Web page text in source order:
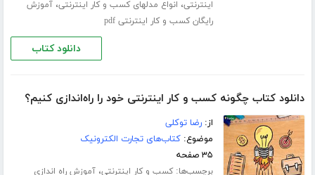
اینترنتی، انواع مدلهای کسب و کار اینترنتی،آموزش
رایگان کسب و کار اینترنتی pdf
دانلود کتاب
دانلود کتاب چگونه کسب و کار اینترنتی خود را راه‌اندازی کنیم؟
از:رضا توکلی
موضوع:کتاب‌های تجارت الکترونیک
۳۵ صفحه
برچسب‌ها:کسب و کار اینترنتی،آموزش راه اندازی